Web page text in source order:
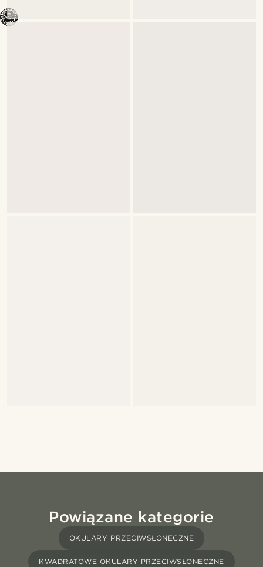
Powiązane kategorie
OKULARY PRZECIWSŁONECZNE
KWADRATOWE OKULARY PRZECIWSŁONECZNE